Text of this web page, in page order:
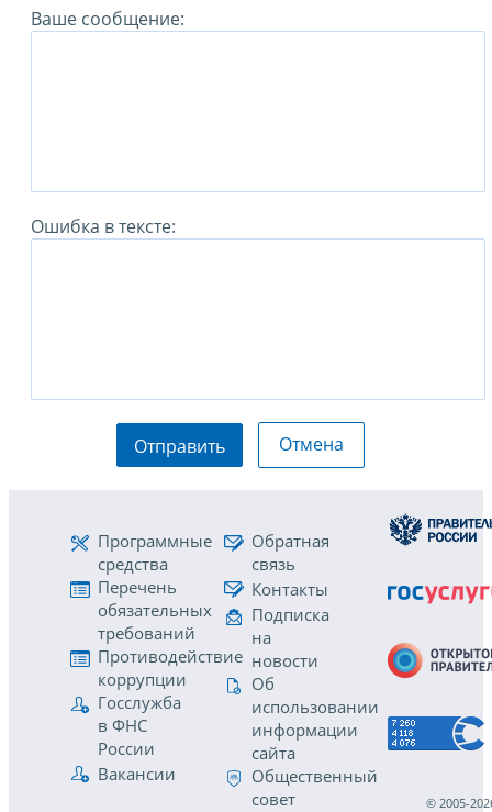
Ваше сообщение:
Ошибка в тексте:
Отправить Отмена
Программные
средства
Перечень
обязательных
требований
Противодействие
коррупции
Госслужба
в ФНС
России
Вакансии
Обратная
связь
Контакты
Подписка
на
новости
Об
использовании
информации
сайта
Общественный
совет
© 2005-